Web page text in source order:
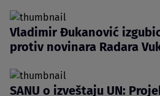
Vladimir Đukanović
protiv novinara Radara
SANU o izveštaju UN: